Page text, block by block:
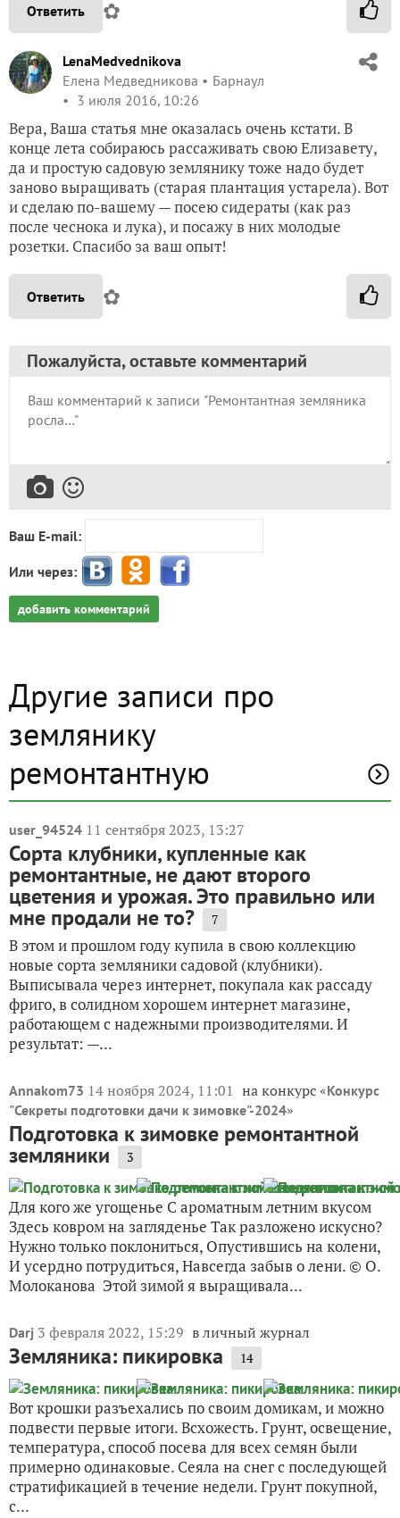
Ответить ✿
LenaMedvednikova
Елена Медведникова
Барнаул
3 июля 2016, 10:26
Вера, Ваша статья мне оказалась очень кстати. В
конце лета собираюсь рассаживать свою Елизавету,
да и простую садовую землянику тоже надо будет
заново выращивать (старая плантация устарела). Вот
и сделаю по-вашему — посею сидераты (как раз
после чеснока и лука), и посажу в них молодые
розетки. Спасибо за ваш опыт!
Ответить ✿
Пожалуйста, оставьте комментарий
Ваш E-mail:
Или через:
добавить комментарий
Другие записи про
землянику
ремонтантную
user_94524 11 сентября 2023, 13:27
Сорта клубники, купленные как
ремонтантные, не дают второго
цветения и урожая. Это правильно или
мне продали не то? 7
В этом и прошлом году купила в свою коллекцию
новые сорта земляники садовой (клубники).
Выписывала через интернет, покупала как рассаду
фриго, в солидном хорошем интернет магазине,
работающем с надежными производителями. И
результат: —...
Annakom73 14 ноября 2024, 11:01 на конкурс «Конкурс
"Секреты подготовки дачи к зимовке"-2024»
Подготовка к зимовке ремонтантной
земляники 3
Для кого же угощенье С ароматным летним вкусом
Здесь ковром на загляденье Так разложено искусно?
Нужно только поклониться, Опустившись на колени,
И усердно потрудиться, Навсегда забыв о лени. © О.
Молоканова Этой зимой я выращивала...
Darj 3 февраля 2022, 15:29 в личный журнал
Земляника: пикировка 14
Вот крошки разъехались по своим домикам, и можно
подвести первые итоги. Всхожесть. Грунт, освещение,
температура, способ посева для всех семян были
примерно одинаковые. Сеяла на снег с последующей
стратификацией в течение недели. Грунт покупной,
с...